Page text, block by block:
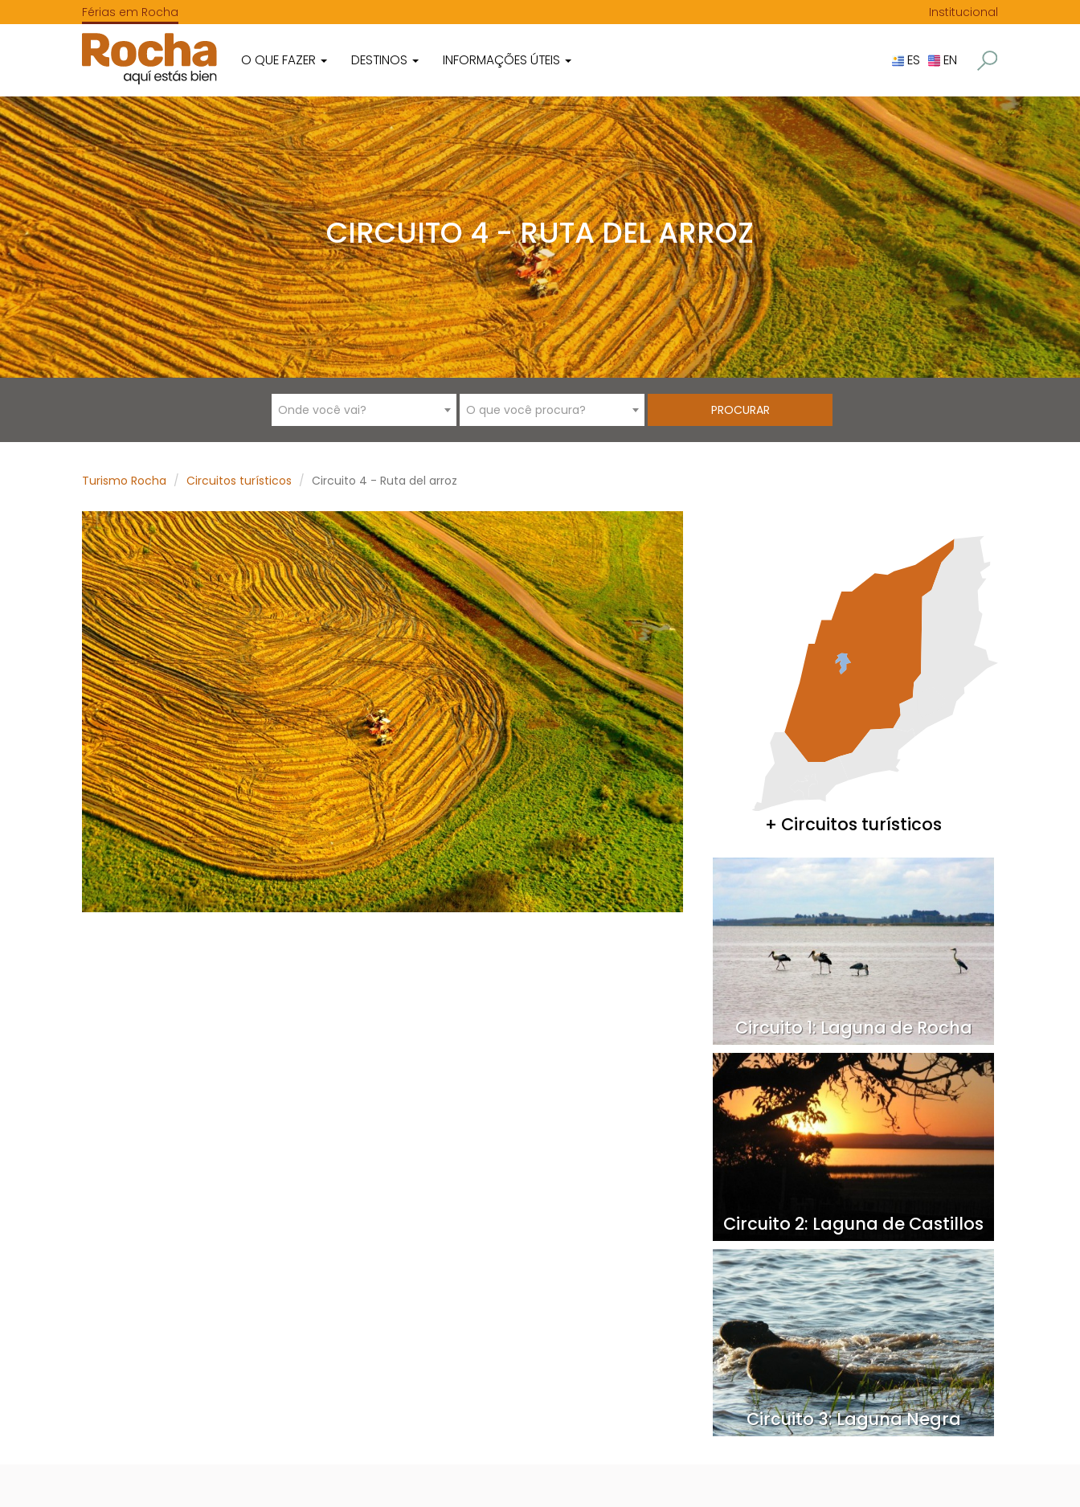
Férias em Rocha Institucional
O QUE FAZER DESTINOS INFORMAÇÕES ÚTEIS ES EN
CIRCUITO 4 - RUTA DEL ARROZ
Onde você vai? O que você procura?
Turismo Rocha Circuitos turísticos Circuito 4 - Ruta del arroz
+ Circuitos turísticos
Circuito 1: Laguna de Rocha
Circuito 2: Laguna de Castillos
Circuito 3: Laguna Negra